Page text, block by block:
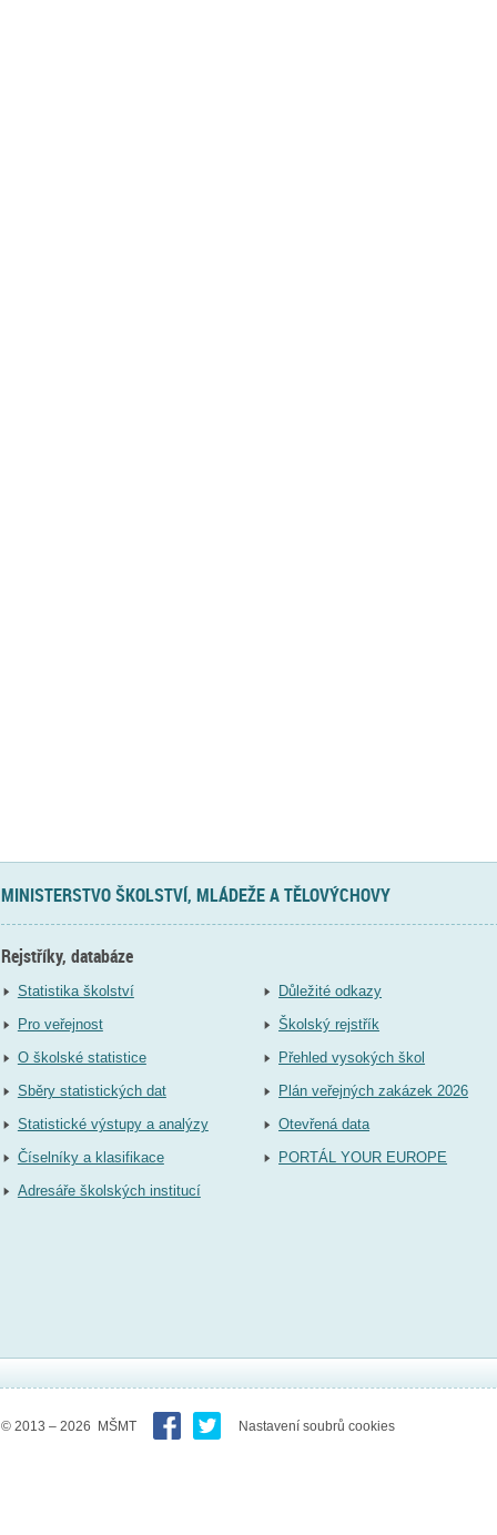
MINISTERSTVO ŠKOLSTVÍ, MLÁDEŽE A TĚLOVÝCHOVY
Rejstříky, databáze
Statistika školství
Pro veřejnost
O školské statistice
Sběry statistických dat
Statistické výstupy a analýzy
Číselníky a klasifikace
Adresáře školských institucí
Důležité odkazy
Školský rejstřík
Přehled vysokých škol
Plán veřejných zakázek 2026
Otevřená data
PORTÁL YOUR EUROPE
© 2013 – 2026 MŠMT Nastavení soubrů cookies